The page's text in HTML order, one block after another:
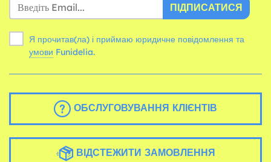
ПІДПИСАТИСЯ
Я прочитав(ла) і приймаю юридичне повідомлення та
умови Funidelia.
ОБСЛУГОВУВАННЯ КЛІЄНТІВ
ВІДСТЕЖИТИ ЗАМОВЛЕННЯ